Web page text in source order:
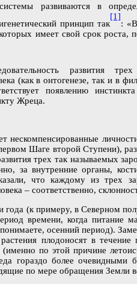
развиваются в
принцип так
[1]
:
имеет свой срок роста,
развития трех
(как в онтогенезе, так и в
появлению
Жреца.
нескомпенсированные
Шаге второй Ступени),
трех так называемых
за внутренние органы,
что каждому из трех
– соответственно,
(к примеру, в Северном
времени, когда питание
осенний период).
плодоносят в
(именно по этой причине
гораздо более
по мере обращения Земли